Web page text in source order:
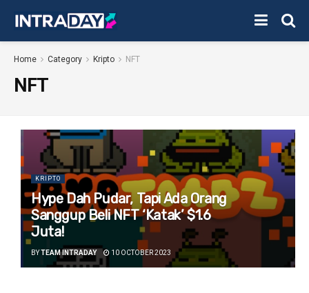
Home Category Kripto NFT
NFT
KRIPTO
Hype Dah Pudar, Tapi Ada Orang
Sanggup Beli NFT ‘Katak’ $1.6
Juta!
BYTEAM INTRADAY 10 OCTOBER 2023